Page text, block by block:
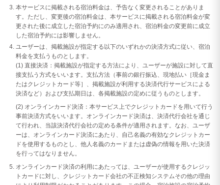
本サービスに掲載される宿泊料金は、予告なく変更されることがありま
す。ただし、変更後の宿泊料金は、本サービスに掲載される宿泊料金が変
更された後に成立した宿泊予約にのみ適用され、宿泊料金の変更前に成立
した宿泊予約には影響しません。
ユーザーは、掲載施設が指定する以下のいずれかの決済方式に従い、宿泊
料金を支払うものとします。
(1) 直接決済：掲載施設が指定する方法により、ユーザーが施設に対して直
接支払う方式をいいます。支払方法（事前の銀行振込、現地払い［現金ま
たはクレジットカード等］、掲載施設が利用する決済代行サービスによる
決済など）および支払期日は、各掲載施設の定めに従うものとします。
(2) オンラインカード決済：本サービス上でクレジットカードを用いて行う
事前決済方式をいいます。オンラインカード決済は、決済代行会社を通じ
て行われ、当該決済代行会社の定める条件が適用されます。なお、ユーザ
ーは、オンラインカード決済にあたり、自己名義の有効なクレジットカー
ドを使用するものとし、他人名義のカードまたは虚偽の情報を用いた決済
を行ってはなりません。
オンラインカード決済の利用にあたっては、ユーザーが使用するクレジッ
トカードに対し、クレジットカード会社の不正検知システムその他の理由